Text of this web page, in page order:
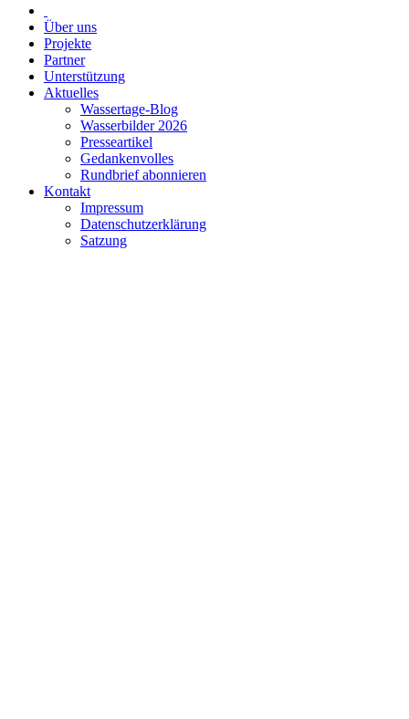
Über uns
Projekte
Partner
Unterstützung
Aktuelles
Wassertage-Blog
Wasserbilder 2026
Presseartikel
Gedankenvolles
Rundbrief abonnieren
Kontakt
Impressum
Datenschutzerklärung
Satzung